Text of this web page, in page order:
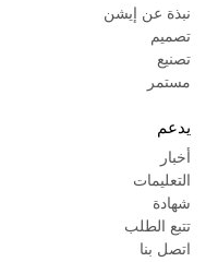
نبذة عن إيشن
تصميم
تصنيع
مستمر
يدعم
أخبار
التعليمات
شهادة
تتبع الطلب
اتصل بنا